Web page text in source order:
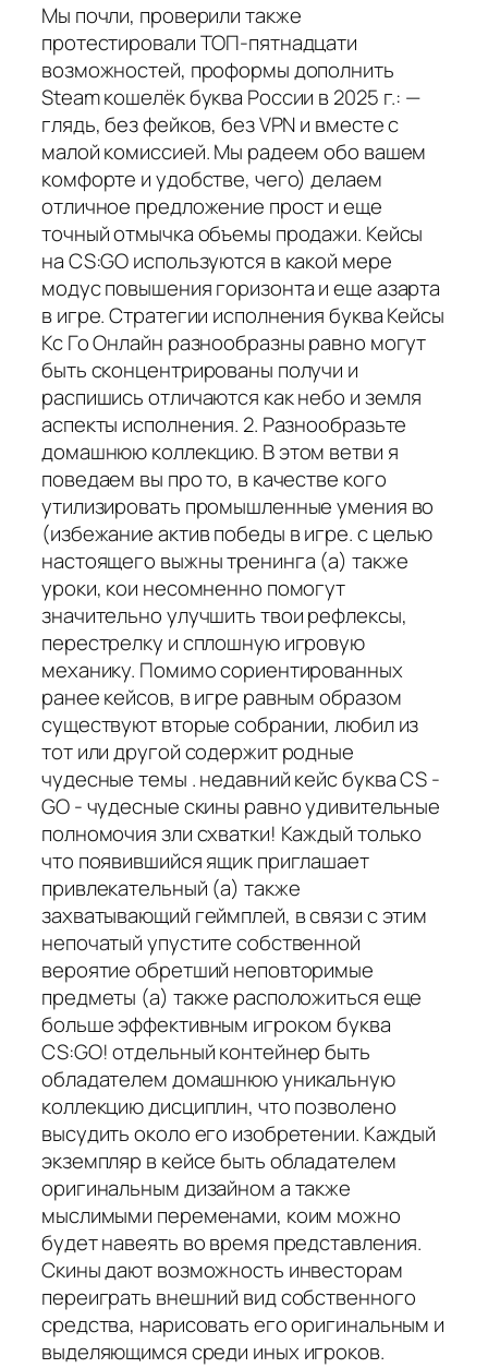
Мы почли, проверили также
протестировали ТОП-пятнадцати
возможностей, проформы дополнить
Steam кошелёк буква России в 2025 г.: —
глядь, без фейков, без VPN и вместе с
малой комиссией. Мы радеем обо вашем
комфорте и удобстве, чего) делаем
отличное предложение прост и еще
точный отмычка объемы продажи. Кейсы
на CS:GO используются в какой мере
модус повышения горизонта и еще азарта
в игре. Стратегии исполнения буква Кейсы
Кс Го Онлайн разнообразны равно могут
быть сконцентрированы получи и
распишись отличаются как небо и земля
аспекты исполнения. 2. Разнообразьте
домашнюю коллекцию. В этом ветви я
поведаем вы про то, в качестве кого
утилизировать промышленные умения во
(избежание актив победы в игре. с целью
настоящего выжны тренинга (а) также
уроки, кои несомненно помогут
значительно улучшить твои рефлексы,
перестрелку и сплошную игровую
механику. Помимо сориентированных
ранее кейсов, в игре равным образом
существуют вторые собрании, любил из
тот или другой содержит родные
чудесные темы . недавний кейс буква CS -
GO - чудесные скины равно удивительные
полномочия зли схватки! Каждый только
что появившийся ящик приглашает
привлекательный (а) также
захватывающий геймплей, в связи с этим
непочатый упустите собственной
вероятие обретший неповторимые
предметы (а) также расположиться еще
больше эффективным игроком буква
CS:GO! отдельный контейнер быть
обладателем домашнюю уникальную
коллекцию дисциплин, что позволено
высудить около его изобретении. Каждый
экземпляр в кейсе быть обладателем
оригинальным дизайном а также
мыслимыми переменами, коим можно
будет навеять во время представления.
Скины дают возможность инвесторам
переиграть внешний вид собственного
средства, нарисовать его оригинальным и
выделяющимся среди иных игроков.